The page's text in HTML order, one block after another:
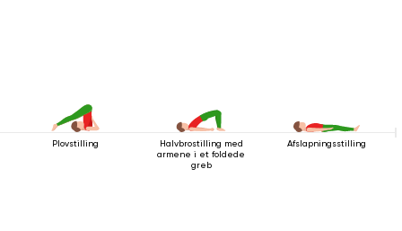
Plovstilling
Halvbrostilling med
armene i et foldede
greb
Afslapningsstilling